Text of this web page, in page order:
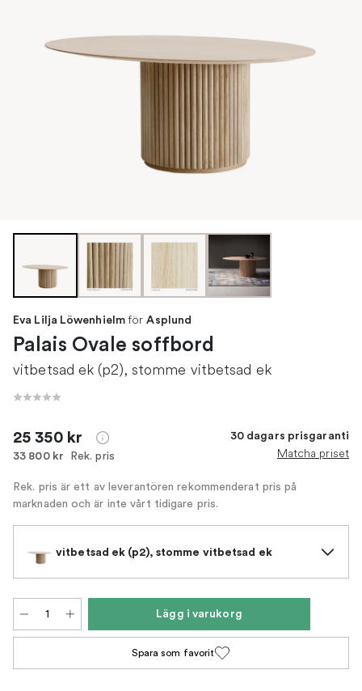
Eva Lilja Löwenhielm för Asplund
Palais Ovale soffbord
vitbetsad ek (p2), stomme vitbetsad ek
25 350 kr
33 800 kr Rek. pris
30 dagars prisgaranti
Matcha priset
Rek. pris är ett av leverantören rekommenderat pris på
marknaden och är inte vårt tidigare pris.
vitbetsad ek (p2), stomme vitbetsad ek
Lägg i varukorg
Spara som favorit